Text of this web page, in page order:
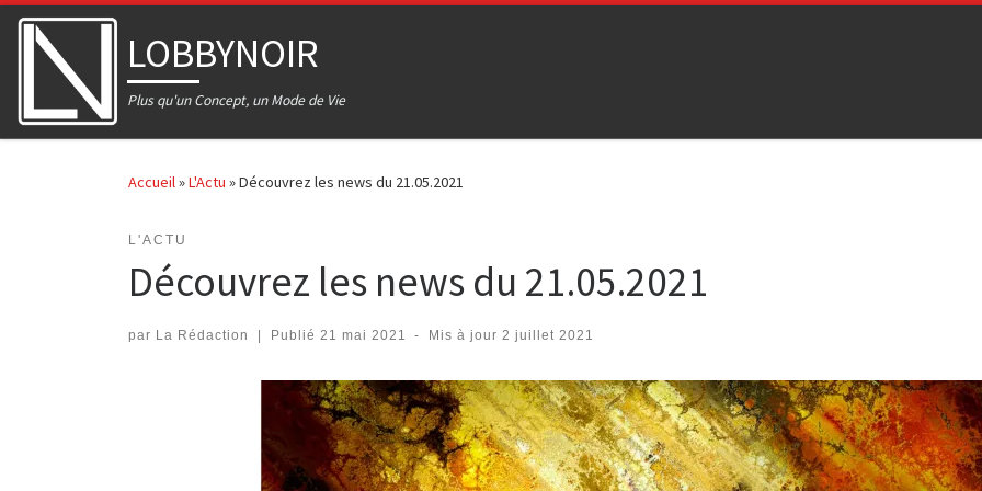
Skip to content LOBBYNOIR
Plus qu'un Concept, un Mode de Vie
Accueil»L'Actu »Découvrez les news du 21.05.2021
L'ACTU
Découvrez les news du 21.05.2021
par La Rédaction | Publié 21 mai 2021 - Mis à jour 2 juillet 2021